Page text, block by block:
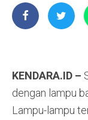
KENDARA.ID –
dengan lampu
Lampu-lampu